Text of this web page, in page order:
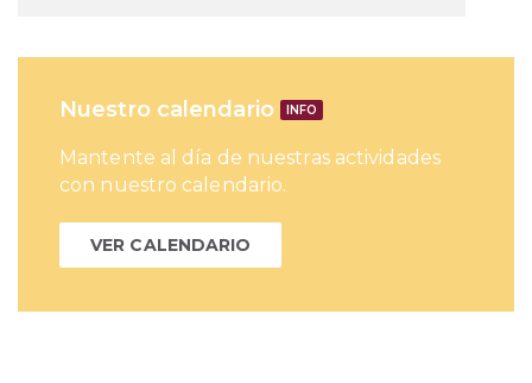
Nuestro calendario INFO
Mantente al día de nuestras actividades
con nuestro calendario.
VER CALENDARIO